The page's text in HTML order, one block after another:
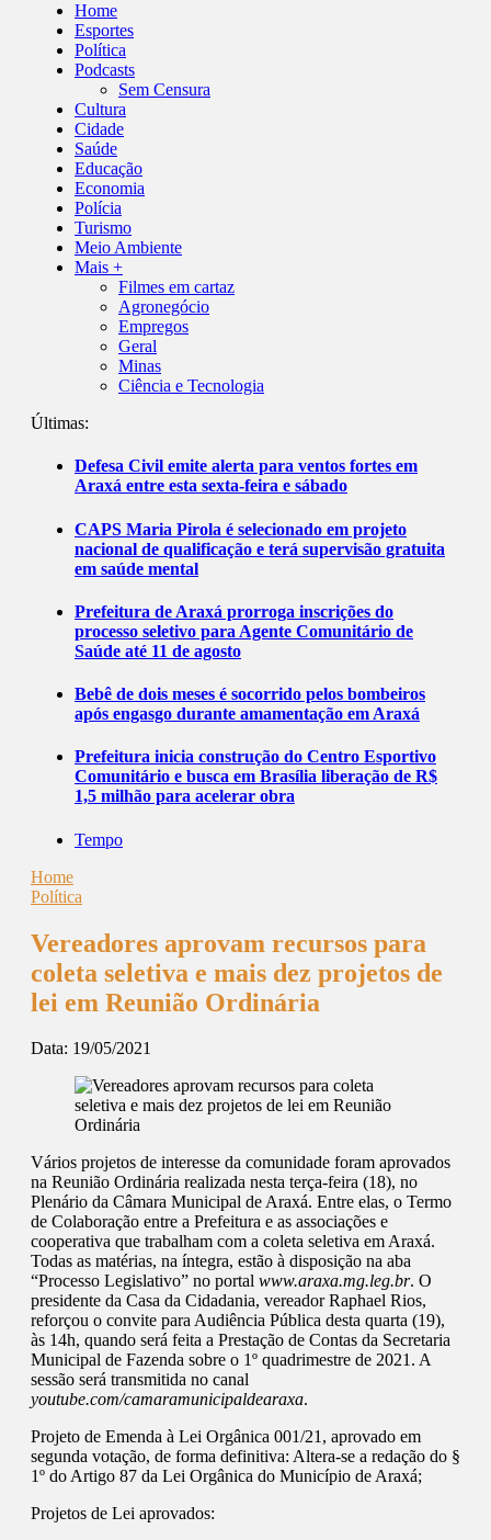
Home
Esportes
Política
Podcasts
Sem Censura
Cultura
Cidade
Saúde
Educação
Economia
Polícia
Turismo
Meio Ambiente
Mais +
Filmes em cartaz
Agronegócio
Empregos
Geral
Minas
Ciência e Tecnologia
Últimas:
Defesa Civil emite alerta para ventos fortes em
Araxá entre esta sexta-feira e sábado
CAPS Maria Pirola é selecionado em projeto
nacional de qualificação e terá supervisão gratuita
em saúde mental
Prefeitura de Araxá prorroga inscrições do
processo seletivo para Agente Comunitário de
Saúde até 11 de agosto
Bebê de dois meses é socorrido pelos bombeiros
após engasgo durante amamentação em Araxá
Prefeitura inicia construção do Centro Esportivo
Comunitário e busca em Brasília liberação de R$
1,5 milhão para acelerar obra
Tempo
Home
Política
Vereadores aprovam recursos para
coleta seletiva e mais dez projetos de
lei em Reunião Ordinária
Data: 19/05/2021
Vários projetos de interesse da comunidade foram aprovados
na Reunião Ordinária realizada nesta terça-feira (18), no
Plenário da Câmara Municipal de Araxá. Entre elas, o Termo
de Colaboração entre a Prefeitura e as associações e
cooperativa que trabalham com a coleta seletiva em Araxá.
Todas as matérias, na íntegra, estão à disposição na aba
“Processo Legislativo” no portal www.araxa.mg.leg.br. O
presidente da Casa da Cidadania, vereador Raphael Rios,
reforçou o convite para Audiência Pública desta quarta (19),
às 14h, quando será feita a Prestação de Contas da Secretaria
Municipal de Fazenda sobre o 1º quadrimestre de 2021. A
sessão será transmitida no canal
youtube.com/camaramunicipaldearaxa.
Projeto de Emenda à Lei Orgânica 001/21, aprovado em
segunda votação, de forma definitiva: Altera-se a redação do §
1º do Artigo 87 da Lei Orgânica do Município de Araxá;
Projetos de Lei aprovados: